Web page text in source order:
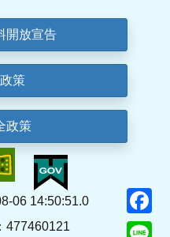
開放宣告
策
政策
06 14:50:51.0
477460121